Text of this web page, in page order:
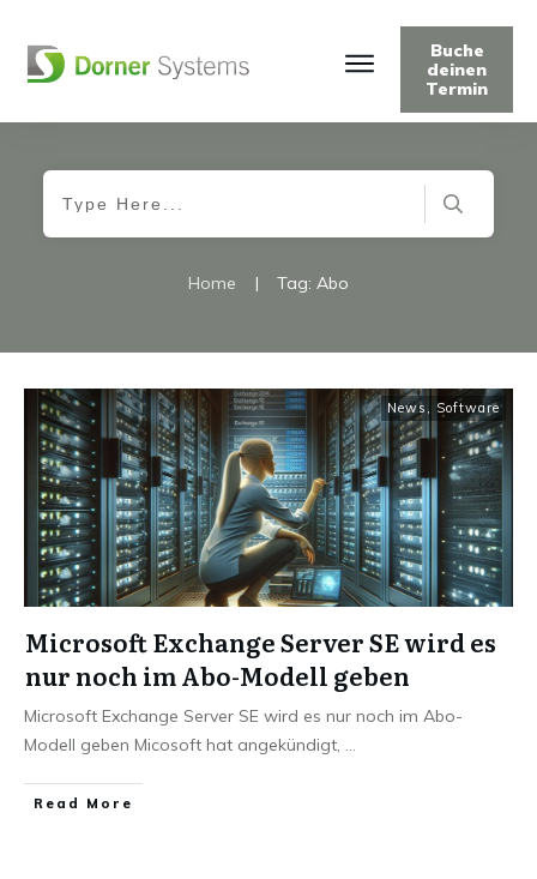
Buche
deinen
Termin
Home | Tag: Abo
News , Software
Microsoft Exchange Server SE wird es
nur noch im Abo-Modell geben
Microsoft Exchange Server SE wird es nur noch im Abo-
Modell geben Micosoft hat angekündigt, ...
Read More